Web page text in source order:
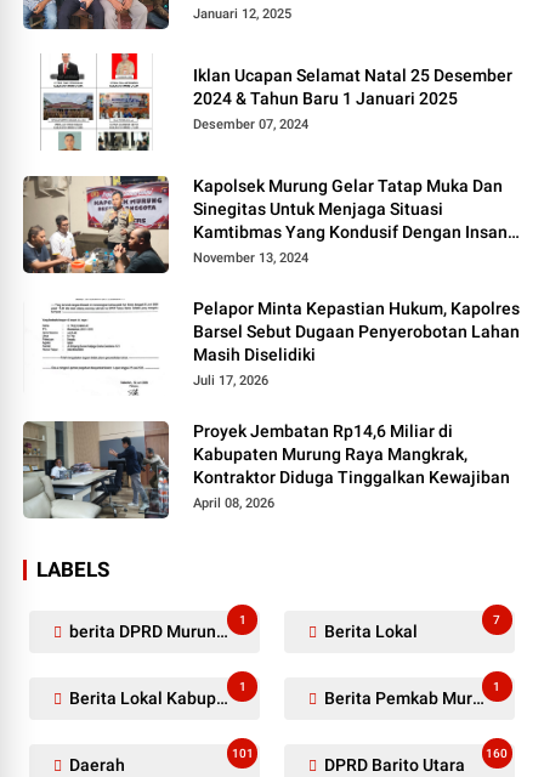
Januari 12, 2025
Iklan Ucapan Selamat Natal 25 Desember
2024 & Tahun Baru 1 Januari 2025
Desember 07, 2024
Kapolsek Murung Gelar Tatap Muka Dan
Sinegitas Untuk Menjaga Situasi
Kamtibmas Yang Kondusif Dengan Insan
Pers
November 13, 2024
Pelapor Minta Kepastian Hukum, Kapolres
Barsel Sebut Dugaan Penyerobotan Lahan
Masih Diselidiki
Juli 17, 2026
Proyek Jembatan Rp14,6 Miliar di
Kabupaten Murung Raya Mangkrak,
Kontraktor Diduga Tinggalkan Kewajiban
April 08, 2026
LABELS
berita DPRD Murung Raya
1
Berita Lokal
7
Berita Lokal Kabupaten Barito Utara
1
Berita Pemkab Murung Raya
1
Daerah
101
DPRD Barito Utara
160